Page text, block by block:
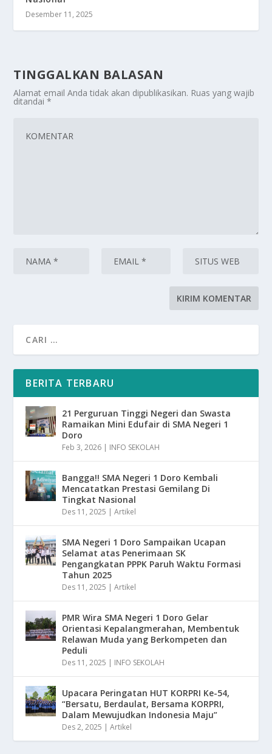
Desember 11, 2025
TINGGALKAN BALASAN
Alamat email Anda tidak akan dipublikasikan. Ruas yang wajib
ditandai*
BERITA TERBARU
21 Perguruan Tinggi Negeri dan Swasta
Ramaikan Mini Edufair di SMA Negeri 1
Doro
Feb 3, 2026 | INFO SEKOLAH
Bangga!! SMA Negeri 1 Doro Kembali
Mencatatkan Prestasi Gemilang Di
Tingkat Nasional
Des 11, 2025 |Artikel
SMA Negeri 1 Doro Sampaikan Ucapan
Selamat atas Penerimaan SK
Pengangkatan PPPK Paruh Waktu Formasi
Tahun 2025
Des 11, 2025 |Artikel
PMR Wira SMA Negeri 1 Doro Gelar
Orientasi Kepalangmerahan, Membentuk
Relawan Muda yang Berkompeten dan
Peduli
Des 11, 2025 | INFO SEKOLAH
Upacara Peringatan HUT KORPRI Ke-54,
“Bersatu, Berdaulat, Bersama KORPRI,
Dalam Mewujudkan Indonesia Maju”
Des 2, 2025 |Artikel